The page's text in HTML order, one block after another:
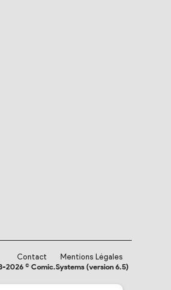
Contact
Mentions Légales
2026 © Comic.Systems (version 6.5)